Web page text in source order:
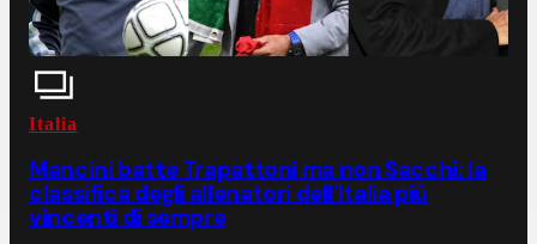
Italia
Mancini batte Trapattoni ma non Sacchi: la
classifica degli allenatori dell'Italia più
vincenti di sempre